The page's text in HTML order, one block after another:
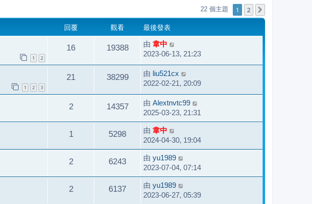
22 個主題 1 2
回覆 觀看 最後發表
1 2
16 19388 由 韋中
2023-06-13, 21:23
1 2 3
21 38299 由 liu521cx
2022-02-21, 20:09
2 14357 由 Alextnvtc99
2025-03-23, 21:31
1 5298 由 韋中
2024-04-30, 19:04
2 6243 由 yu1989
2023-07-04, 07:14
2 6137 由 yu1989
2023-06-27, 05:39